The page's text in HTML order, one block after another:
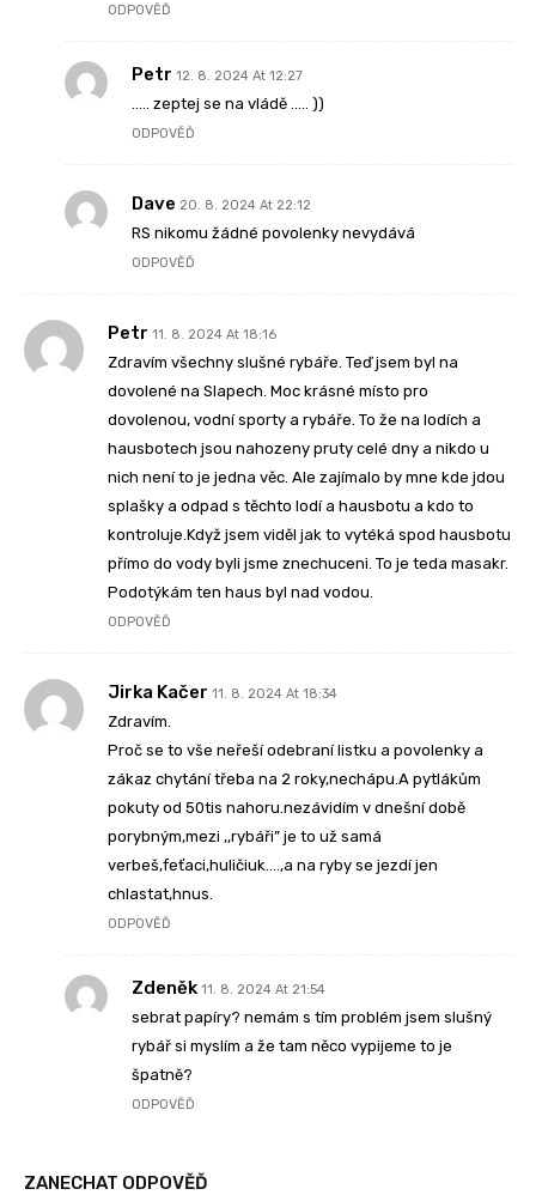
ODPOVĚĎ
Petr 12. 8. 2024 At 12:27
….. zeptej se na vládě ….. ))
ODPOVĚĎ
Dave 20. 8. 2024 At 22:12
RS nikomu žádné povolenky nevydává
ODPOVĚĎ
Petr 11. 8. 2024 At 18:16
Zdravím všechny slušné rybáře. Teď jsem byl na
dovolené na Slapech. Moc krásné místo pro
dovolenou, vodní sporty a rybáře. To že na lodích a
hausbotech jsou nahozeny pruty celé dny a nikdo u
nich není to je jedna věc. Ale zajímalo by mne kde jdou
splašky a odpad s těchto lodí a hausbotu a kdo to
kontroluje.Když jsem viděl jak to vytéká spod hausbotu
přímo do vody byli jsme znechuceni. To je teda masakr.
Podotýkám ten haus byl nad vodou.
ODPOVĚĎ
Jirka Kačer 11. 8. 2024 At 18:34
Zdravím.
Proč se to vše neřeší odebraní listku a povolenky a
zákaz chytání třeba na 2 roky,nechápu.A pytlákům
pokuty od 50tis nahoru.nezávidím v dnešní době
porybným,mezi ,,rybáři” je to už samá
verbeš,feťaci,huličiuk….,a na ryby se jezdí jen
chlastat,hnus.
ODPOVĚĎ
Zdeněk 11. 8. 2024 At 21:54
sebrat papíry? nemám s tím problém jsem slušný
rybář si myslím a že tam něco vypijeme to je
špatně?
ODPOVĚĎ
ZANECHAT ODPOVĚĎ